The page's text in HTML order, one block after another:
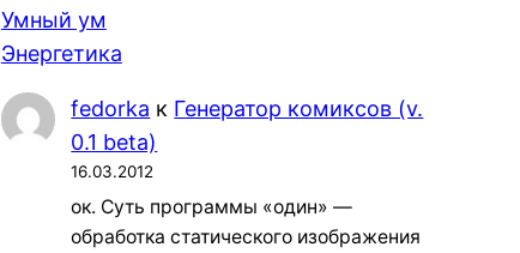
Умный ум
Энергетика
fedorka к Генератор комиксов (v.
0.1 beta)
16.03.2012
ок. Суть программы «один» —
обработка статического изображения